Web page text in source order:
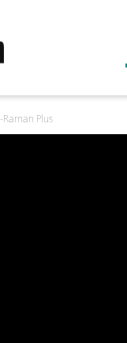
Raman Plus